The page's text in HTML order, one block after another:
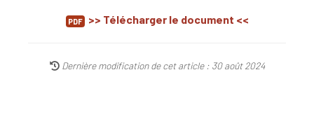
>> Télécharger le document <<
Dernière modification de cet article : 30 août 2024